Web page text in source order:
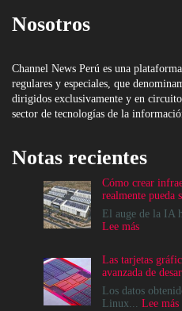
Nosotros
Channel News Perú es una
regulares y especiales, que
dirigidos exclusivamente y en
sector de tecnologías de la
Notas recientes
Cómo crear
realmente pueda
El auge de la IA
Lee más:
de
IA
que
Las tarjetas
avanzada de
Los datos
Linux... Lee más: